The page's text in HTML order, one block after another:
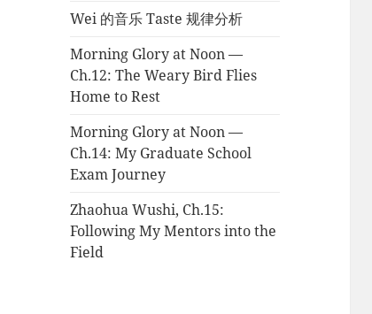
Wei 的音乐 Taste 规律分析
Morning Glory at Noon —
Ch.12: The Weary Bird Flies
Home to Rest
Morning Glory at Noon —
Ch.14: My Graduate School
Exam Journey
Zhaohua Wushi, Ch.15:
Following My Mentors into the
Field